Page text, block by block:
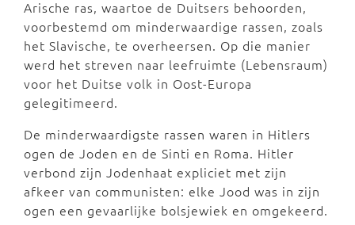
Arische ras, waartoe de Duitsers behoorden,
voorbestemd om minderwaardige rassen, zoals
het Slavische, te overheersen. Op die manier
werd het streven naar leefruimte (Lebensraum)
voor het Duitse volk in Oost-Europa
gelegitimeerd.
De minderwaardigste rassen waren in Hitlers
ogen de Joden en de Sinti en Roma. Hitler
verbond zijn Jodenhaat expliciet met zijn
afkeer van communisten: elke Jood was in zijn
ogen een gevaarlijke bolsjewiek en omgekeerd.